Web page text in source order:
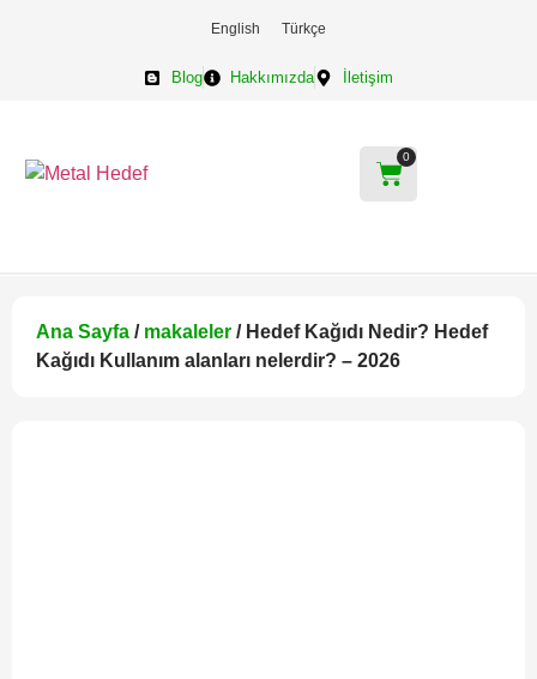
English Türkçe
Blog Hakkımızda İletişim
0
Ana Sayfa / makaleler / Hedef Kağıdı Nedir? Hedef
Kağıdı Kullanım alanları nelerdir? – 2026